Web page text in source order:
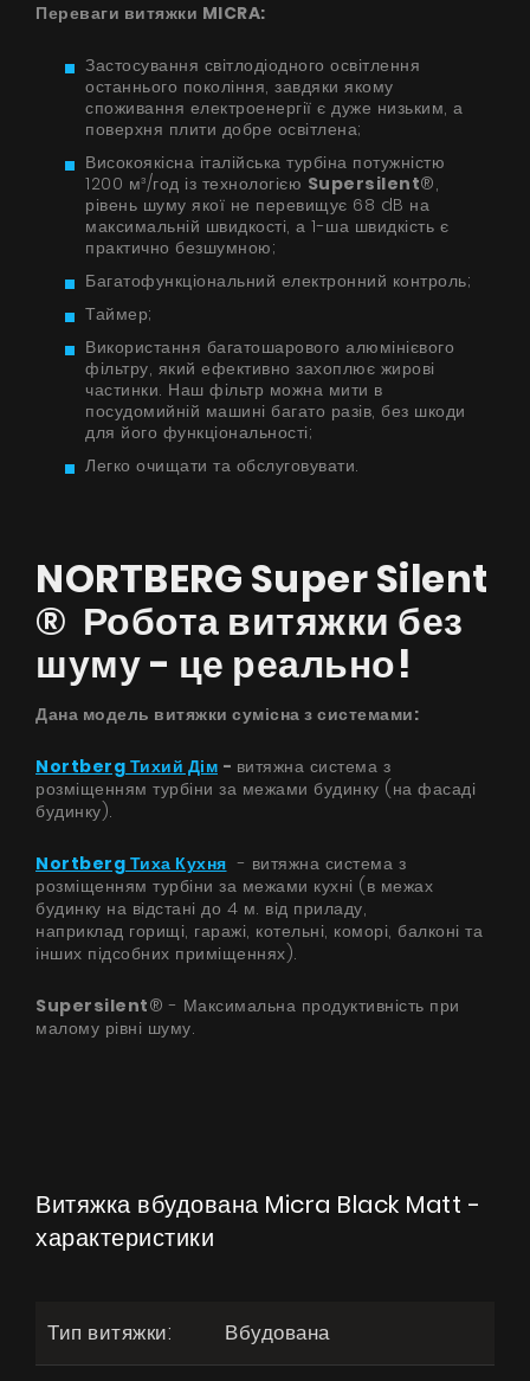
Переваги витяжки MICRA:
Застосування світлодіодного освітлення
останнього покоління, завдяки якому
споживання електроенергії є дуже низьким, а
поверхня плити добре освітлена;
Високоякісна італійська турбіна потужністю
1200 м³/год із технологією Supersilent®,
рівень шуму якої не перевищує 68 dB на
максимальній швидкості, а 1-ша швидкість є
практично безшумною;
Багатофункціональний електронний контроль;
Таймер;
Використання багатошарового алюмінієвого
фільтру, який ефективно захоплює жирові
частинки. Наш фільтр можна мити в
посудомийній машині багато разів, без шкоди
для його функціональності;
Легко очищати та обслуговувати.
NORTBERG Super Silent
® Робота витяжки без
шуму - це реально!
Дана модель витяжки сумісна з системами:
Nortberg Тихий Дім - витяжна система з
розміщенням турбіни за межами будинку (на фасаді
будинку).
Nortberg Тиха Кухня - витяжна система з
розміщенням турбіни за межами кухні (в межах
будинку на відстані до 4 м. від приладу,
наприклад горищі, гаражі, котельні, коморі, балконі та
інших підсобних приміщеннях).
Supersilent® - Максимальна продуктивність при
малому рівні шуму.
Витяжка вбудована Micra Black Matt -
характеристики
Тип витяжки: Вбудована